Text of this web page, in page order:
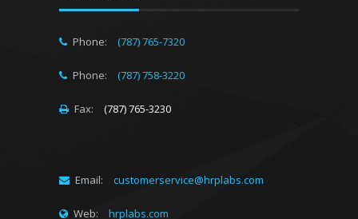
Phone: (787) 765-7320
Phone: (787) 758-3220
Fax: (787) 765-3230
Email: customerservice@hrplabs.com
Web: hrplabs.com